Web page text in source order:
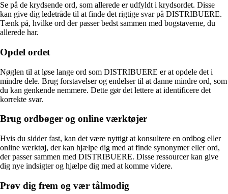
Se på de krydsende ord, som allerede er udfyldt i krydsordet. Disse
kan give dig ledetråde til at finde det rigtige svar på DISTRIBUERE.
Tænk på, hvilke ord der passer bedst sammen med bogstaverne, du
allerede har.
Opdel ordet
Nøglen til at løse lange ord som DISTRIBUERE er at opdele det i
mindre dele. Brug forstavelser og endelser til at danne mindre ord, som
du kan genkende nemmere. Dette gør det lettere at identificere det
korrekte svar.
Brug ordbøger og online værktøjer
Hvis du sidder fast, kan det være nyttigt at konsultere en ordbog eller
online værktøj, der kan hjælpe dig med at finde synonymer eller ord,
der passer sammen med DISTRIBUERE. Disse ressourcer kan give
dig nye indsigter og hjælpe dig med at komme videre.
Prøv dig frem og vær tålmodig